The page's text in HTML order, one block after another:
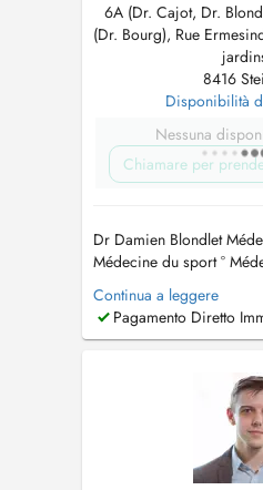
6A (Dr. Cajot, Dr.
(Dr. Bourg), Rue
8416
Disponibilità
Nessuna
Chiamare per
Dr Damien Blondlet
Médecine du sport °
Consultations de suivi,
prise en charge des
chroniques. °
Infiltrations articulaires
Continua a leggere
Pagamento Diretto